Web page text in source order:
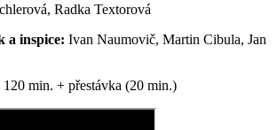
Radka Textorová
a inspice: Ivan Naumovič, Martin Cibula, Jan
120 min. + přestávka (20 min.)